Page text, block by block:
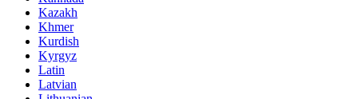
Kazakh
Khmer
Kurdish
Kyrgyz
Latin
Latvian